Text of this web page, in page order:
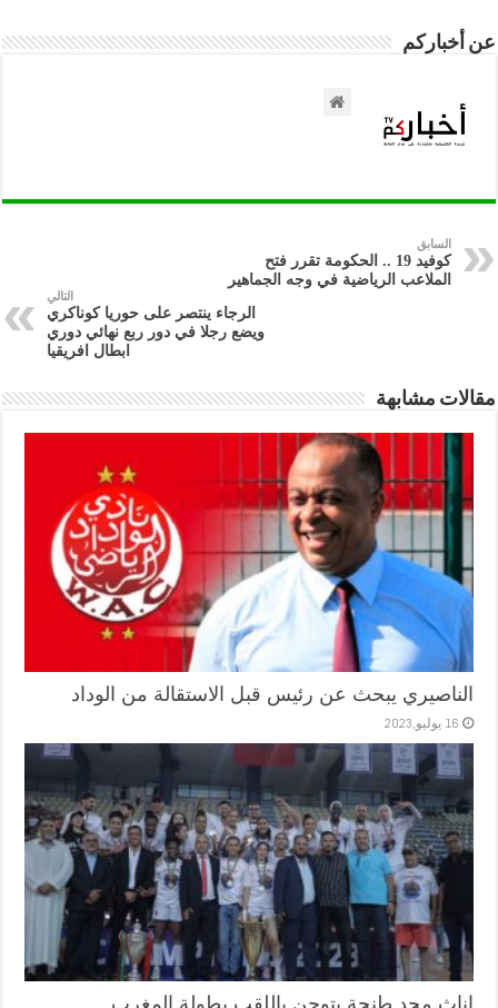
عن أخباركم
السابق
كوفيد 19 .. الحكومة تقرر فتح
الملاعب الرياضية في وجه الجماهير
التالي
الرجاء ينتصر على حوريا كوناكري
ويضع رجلا في دور ربع نهائي دوري
ابطال افريقيا
مقالات مشابهة
الناصيري يبحث عن رئيس قبل الاستقالة من الوداد
16 يوليو,2023